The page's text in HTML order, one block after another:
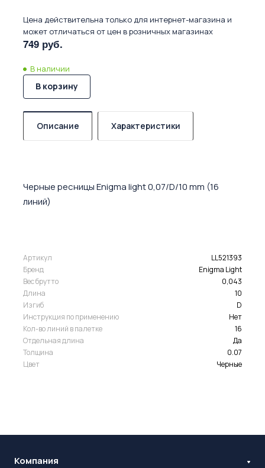
Цена действительна только для интернет-магазина и
может отличаться от цен в розничных магазинах
749 руб.
В наличии
В корзину
Описание Характеристики
Черные ресницы Enigma light 0,07/D/10 mm (16
линий)
Артикул
LL521393
Бренд
Enigma Light
Вес брутто
0,043
Длина
10
Изгиб
D
Инструкция по применению
Нет
Кол-во линий в палетке
16
Отдельная длина
Да
Толщина
0.07
Цвет
Черные
Компания